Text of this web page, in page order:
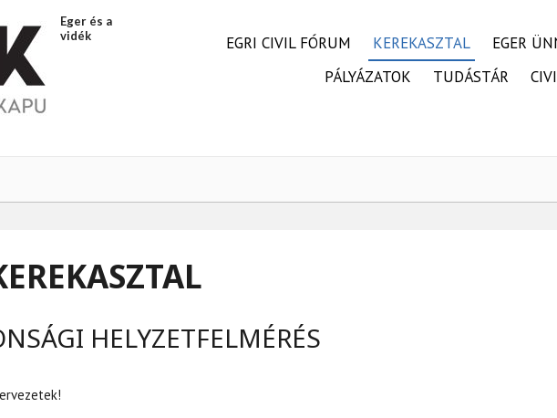
Eger és a
vidék
FŐMENÜ
EGRI CIVIL FÓRUM KEREKASZTAL EGER
PÁLYÁZATOK
TUDÁSTÁR
HELYZETFELMÉRÉS